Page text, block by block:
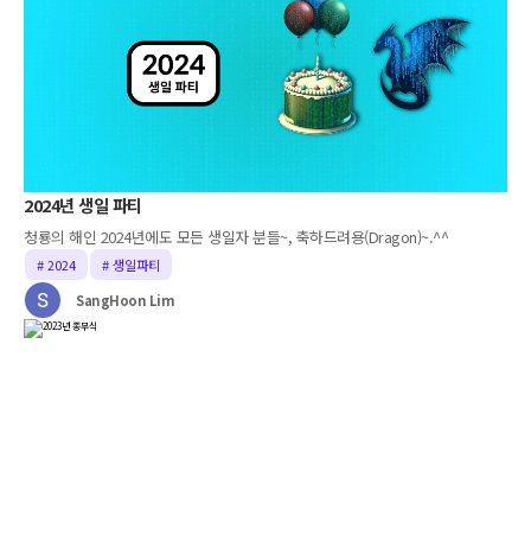
2024년 생일 파티
청룡의 해인 2024년에도 모든 생일자 분들~, 축하드려용(Dragon)~.^^
# 2024
# 생일파티
SangHoon Lim